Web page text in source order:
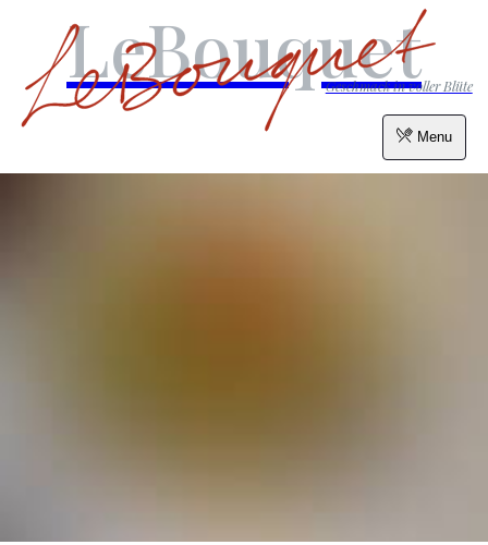
Menu
LeBouquet
Geschmack in voller Blüte